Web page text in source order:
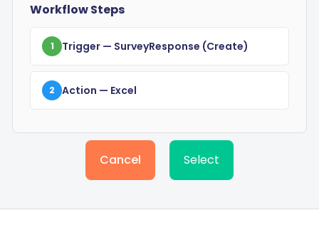
Workflow Steps
1 Trigger — SurveyResponse (create)
2 Action — Excel
Cancel Select